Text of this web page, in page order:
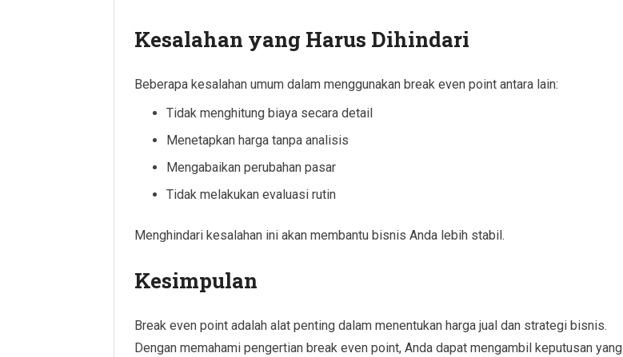
Kesalahan yang Harus Dihindari
Beberapa kesalahan umum dalam menggunakan break even point antara lain:
Tidak menghitung biaya secara detail
Menetapkan harga tanpa analisis
Mengabaikan perubahan pasar
Tidak melakukan evaluasi rutin
Menghindari kesalahan ini akan membantu bisnis Anda lebih stabil.
Kesimpulan
Break even point adalah alat penting dalam menentukan harga jual dan strategi bisnis.
Dengan memahami pengertian break even point, Anda dapat mengambil keputusan yang